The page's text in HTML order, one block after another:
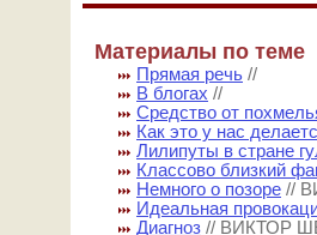
Материалы по теме
Прямая речь //
В блогах //
Средство от
Как это у нас
Лилипуты в стране
Классово близкий
Немного о позоре //
Идеальная
Диагноз // ВИКТОР